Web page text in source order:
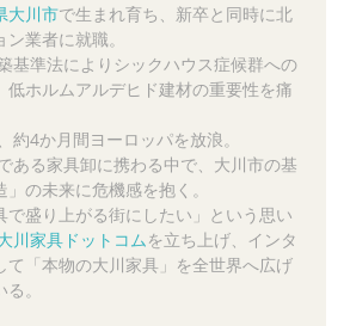
大川市で生まれ育ち、新卒と同時に北
業者に就職。
基準法によりシックハウス症候群への
低ホルムアルデヒド建材の重要性を痛
約4か月間ヨーロッパを放浪。
ある家具卸に携わる中で、大川市の基
の未来に危機感を抱く。
で盛り上がる街にしたい」という思い
川家具ドットコム を立ち上げ、インタ
て「本物の大川家具」を全世界へ広げ
。